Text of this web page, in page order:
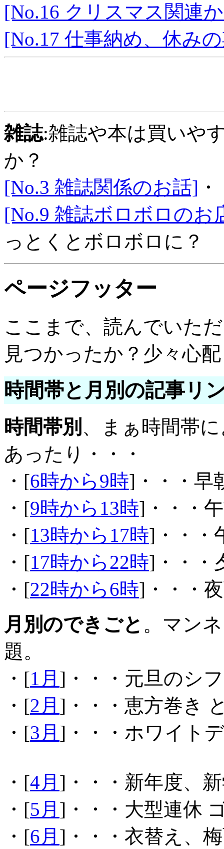
[No.16 クリスマス関連
[No.17 仕事納め、休み
雑誌:雑誌や本は買いや
か？
[No.3 雑誌関係のお話]
[No.9 雑誌ボロボロのお
っとくとボロボロに？
ページフッター
ここまで、読んでいた
見つかったか？少々心
時間帯と月別の記事リ
時間帯別 、まぁ時間帯
あったり・・・
・[6時から9時]・・・早
・[9時から13時]・・・
・[13時から17時]・・・
・[17時から22時]・・・
・[22時から6時]・・・
月別のできごと 。マン
題。
・[1月 ]・・・元旦のシ
・[2月 ]・・・恵方巻き
・[3月 ]・・・ホワイト
・[4月 ]・・・新年度、
・[5月 ]・・・大型連休
・[6月 ]・・・衣替え、